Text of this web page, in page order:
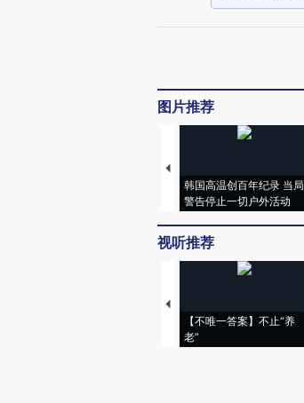
图片推荐
韩国高温创百年纪录 当局
警告停止一切户外活动
视听推荐
【不唯一答案】不止“养
老”